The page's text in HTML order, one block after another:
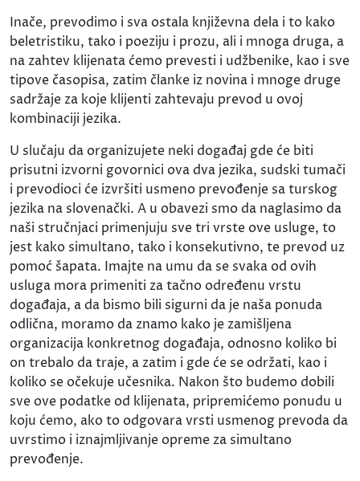
Inače, prevodimo i sva ostala književna dela i to kako
beletristiku, tako i poeziju i prozu, ali i mnoga druga, a
na zahtev klijenata ćemo prevesti i udžbenike, kao i sve
tipove časopisa, zatim članke iz novina i mnoge druge
sadržaje za koje klijenti zahtevaju prevod u ovoj
kombinaciji jezika.
U slučaju da organizujete neki događaj gde će biti
prisutni izvorni govornici ova dva jezika, sudski tumači
i prevodioci će izvršiti usmeno prevođenje sa turskog
jezika na slovenački. A u obavezi smo da naglasimo da
naši stručnjaci primenjuju sve tri vrste ove usluge, to
jest kako simultano, tako i konsekutivno, te prevod uz
pomoć šapata. Imajte na umu da se svaka od ovih
usluga mora primeniti za tačno određenu vrstu
događaja, a da bismo bili sigurni da je naša ponuda
odlična, moramo da znamo kako je zamišljena
organizacija konkretnog događaja, odnosno koliko bi
on trebalo da traje, a zatim i gde će se održati, kao i
koliko se očekuje učesnika. Nakon što budemo dobili
sve ove podatke od klijenata, pripremićemo ponudu u
koju ćemo, ako to odgovara vrsti usmenog prevoda da
uvrstimo i iznajmljivanje opreme za simultano
prevođenje.